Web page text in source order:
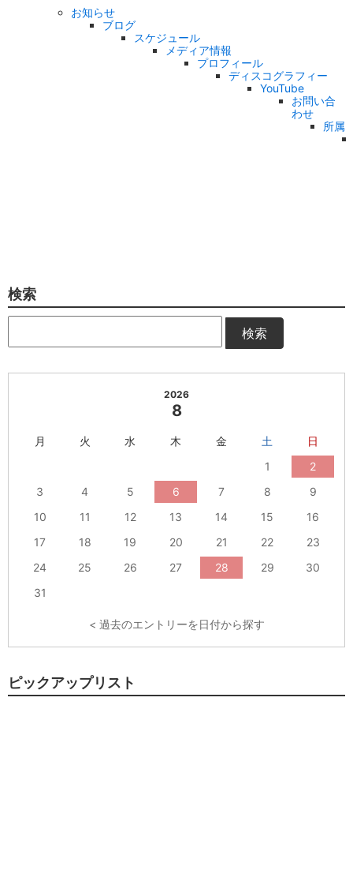
お知らせ
ブログ
スケジュール
メディア情報
プロフィール
ディスコグラフィー
YouTube
お問い合
わせ
所属
検索
検索
2026
8
月 火 水 木 金 土
日
1
2
3
4 5 6 7 8
9
10
11 12 13 14 15
16
17
18 19 20 21 22
23
24
25 26 27 28 29
30
31
< 過去のエントリーを日付から探す
ピックアップリスト